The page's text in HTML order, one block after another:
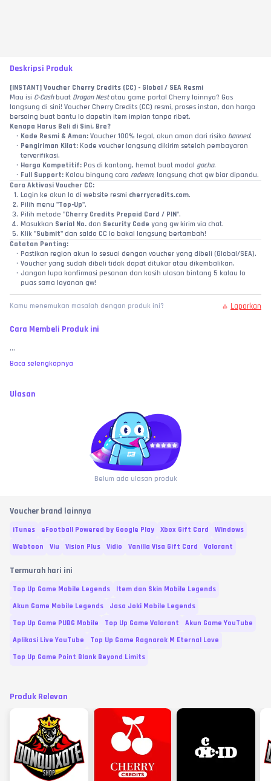
Deskripsi Produk
[INSTANT] Voucher Cherry Credits (CC) - Global / SEA Resmi
Mau isi C-Cash buat Dragon Nest atau game portal Cherry lainnya? Gas
langsung di sini! Voucher Cherry Credits (CC) resmi, proses instan, dan harga
bersaing buat bantu lo dapetin item impian tanpa ribet.
Kenapa Harus Beli di Sini, Bre?
Kode Resmi & Aman: Voucher 100% legal, akun aman dari risiko banned.
Pengiriman Kilat: Kode voucher langsung dikirim setelah pembayaran
terverifikasi.
Harga Kompetitif: Pas di kantong, hemat buat modal gacha.
Full Support: Kalau bingung cara redeem, langsung chat gw biar dipandu.
Cara Aktivasi Voucher CC:
Login ke akun lo di website resmi cherrycredits.com.
Pilih menu "Top-Up".
Pilih metode "Cherry Credits Prepaid Card / PIN".
Masukkan Serial No. dan Security Code yang gw kirim via chat.
Klik "Submit" dan saldo CC lo bakal langsung bertambah!
Catatan Penting:
Pastikan region akun lo sesuai dengan voucher yang dibeli (Global/SEA).
Voucher yang sudah dibeli tidak dapat ditukar atau dikembalikan.
Jangan lupa konfirmasi pesanan dan kasih ulasan bintang 5 kalau lo
puas sama layanan gw!
Kamu menemukan masalah dengan produk ini? Laporkan
Cara Membeli Produk ini
...
Baca selengkapnya
Ulasan
Belum ada ulasan produk
Voucher brand lainnya
iTunes eFootball Powered by Google Play Xbox Gift Card
Windows
Webtoon
Viu Vision Plus Vidio Vanilla Visa Gift Card Valorant
Termurah hari ini
Top Up Game Mobile Legends
Item dan Skin Mobile Legends
Akun Game Mobile Legends
Jasa Joki Mobile Legends
Top Up Game PUBG Mobile
Top Up Game Valorant
Akun Game YouTube
Aplikasi Live YouTube
Top Up Game Ragnarok M Eternal Love
Top Up Game Point Blank Beyond Limits
Produk Relevan